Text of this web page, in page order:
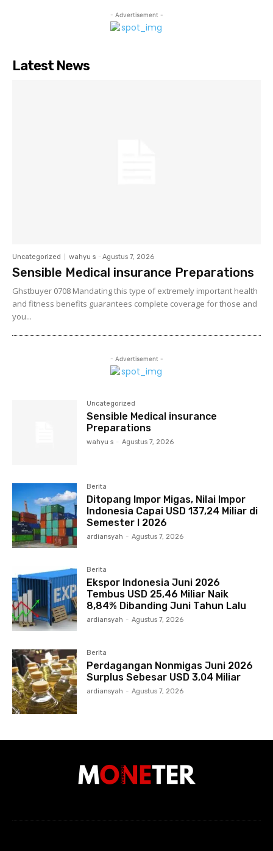
- Advertisement -
Latest News
Uncategorized wahyu s - Agustus 7, 2026
Sensible Medical insurance Preparations
Ghstbuyer 0708 Mandating this type of extremely important health
and fitness benefits guarantees complete coverage for those and
you...
- Advertisement -
Uncategorized
Sensible Medical insurance
Preparations
wahyu s - Agustus 7, 2026
Berita
Ditopang Impor Migas, Nilai Impor
Indonesia Capai USD 137,24 Miliar di
Semester I 2026
ardiansyah - Agustus 7, 2026
Berita
Ekspor Indonesia Juni 2026
Tembus USD 25,46 Miliar Naik
8,84% Dibanding Juni Tahun Lalu
ardiansyah - Agustus 7, 2026
Berita
Perdagangan Nonmigas Juni 2026
Surplus Sebesar USD 3,04 Miliar
ardiansyah - Agustus 7, 2026